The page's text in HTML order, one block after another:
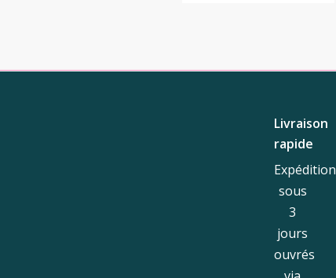
360,00 €.150,00 €.
Livraison
rapide
Expédition
sous
3
jours
ouvrés